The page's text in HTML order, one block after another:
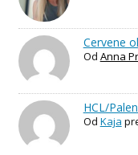
Cervene
Od Anna
HCL/
Od Kaja